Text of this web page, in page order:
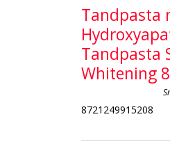
Tandpasta
Tandpasta
Whitening
8721249915208